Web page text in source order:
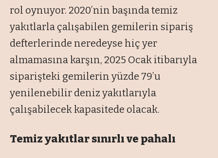
rol oynuyor. 2020’nin başında temiz
yakıtlarla çalışabilen gemilerin sipariş
defterlerinde neredeyse hiç yer
almamasına karşın, 2025 Ocak itibarıyla
siparişteki gemilerin yüzde 79’u
yenilenebilir deniz yakıtlarıyla
çalışabilecek kapasitede olacak.
Temiz yakıtlar sınırlı ve pahalı